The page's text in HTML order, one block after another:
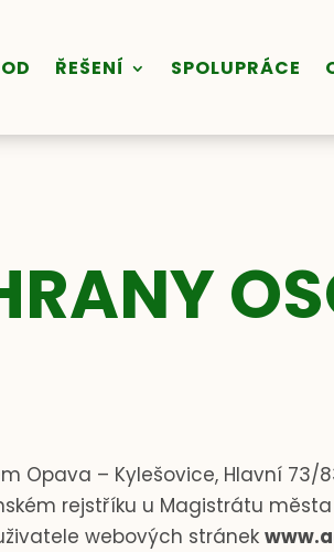
ŘEŠENÍ SPOLUPRÁCE
Opava – Kylešovice, Hlavní 73/
rejstříku u Magistrátu města
webových stránek